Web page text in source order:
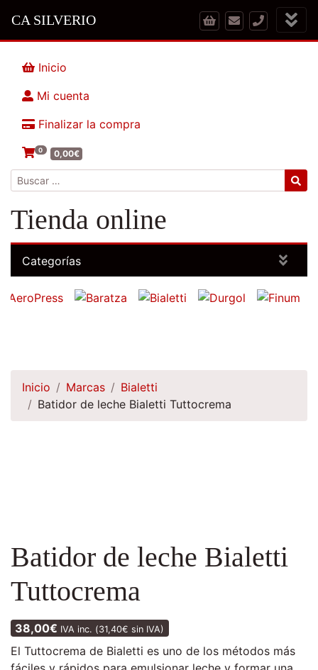
CA SILVERIO
Inicio
Mi cuenta
Finalizar la compra
0 0,00€
Buscar:
Tienda online
Categorías
Inicio Marcas
Bialetti
Batidor de leche Bialetti Tuttocrema
Batidor de leche Bialetti
Tuttocrema
38,00€ IVA inc. (31,40€ sin IVA)
El Tuttocrema de Bialetti es uno de los métodos más